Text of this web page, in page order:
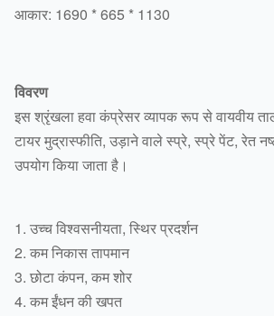
आकार: 1690 * 665 * 1130
विवरण
इस श्रृंखला हवा कंप्रेसर व्यापक रूप से वायवीय
टायर मुद्रास्फीति, उड़ाने वाले स्प्रे, स्प्रे पेंट, रेत
उपयोग किया जाता है।
1. उच्च विश्वसनीयता, स्थिर प्रदर्शन
2. कम निकास तापमान
3. छोटा कंपन, कम शोर
4. कम ईंधन की खपत